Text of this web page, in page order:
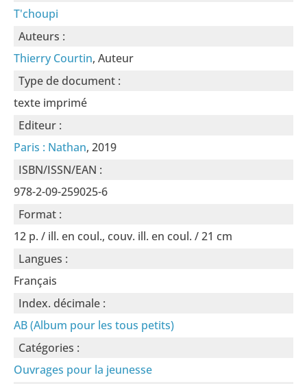
T'choupi
Auteurs :
Thierry Courtin, Auteur
Type de document :
texte imprimé
Editeur :
Paris : Nathan, 2019
ISBN/ISSN/EAN :
978-2-09-259025-6
Format :
12 p. / ill. en coul., couv. ill. en coul. / 21 cm
Langues :
Français
Index. décimale :
AB (Album pour les tous petits)
Catégories :
Ouvrages pour la jeunesse